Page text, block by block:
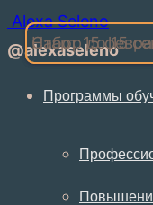
Alexa Seleno
@alexaseleno
Программы
Набор до 15
Старт 15